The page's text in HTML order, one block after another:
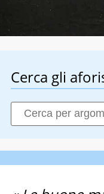
Cerca gli